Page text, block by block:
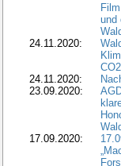
und
24.11.2020:
24.11.2020:
23.09.2020:
17.09.2020: